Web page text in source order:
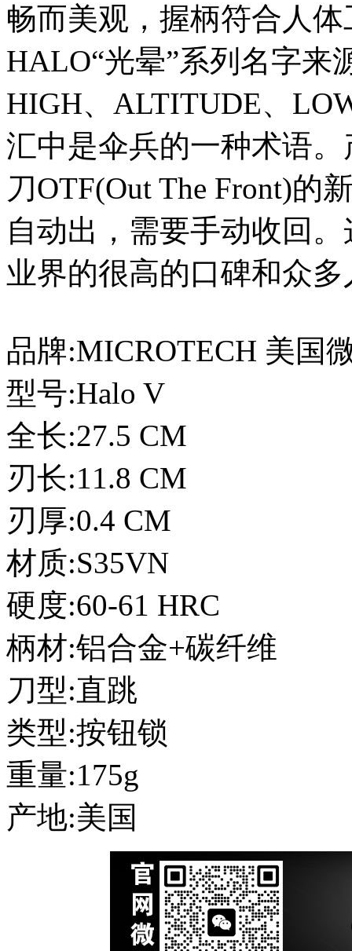
畅而美观，握柄符合人
HALO“光晕”系列名字来
HIGH、ALTITUDE、
汇中是伞兵的一种术语
刀OTF(Out The Front)的
自动出，需要手动收回
业界的很高的口碑和众
品牌:MICROTECH 美国
型号:Halo V
全长:27.5 CM
刃长:11.8 CM
刃厚:0.4 CM
材质:S35VN
硬度:60-61 HRC
柄材:铝合金+碳纤维
刀型:直跳
类型:按钮锁
重量:175g
产地:美国